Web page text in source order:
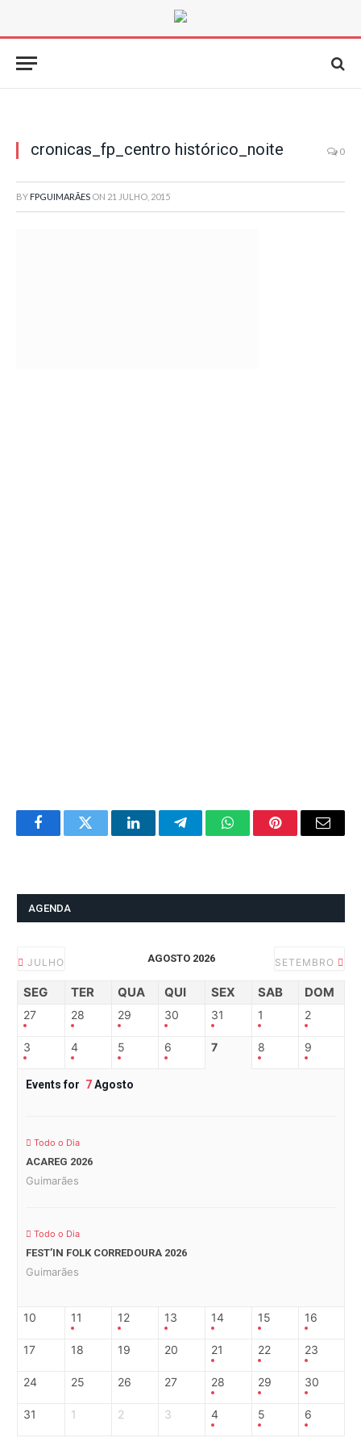
cronicas_fp_centro histórico_noite 0
BY FPGUIMARÃES ON 21 JULHO, 2015
FacebookTwitter LinkedInTelegramWhatsAppPinterestEmail
AGENDA
JULHO AGOSTO 2026 SETEMBRO
SEG TER QUA QUI SEX SAB DOM
27 28 29 30 31 1 2
3 4 5 6 7 8 9
Events for 7Agosto
Todo o Dia
ACAREG 2026
Guimarães
Todo o Dia
FEST’IN FOLK CORREDOURA 2026
Guimarães
10 11 12 13 14 15 16
17 18 19 20 21 22 23
24 25 26 27 28 29 30
31 1 2 3 4 5 6